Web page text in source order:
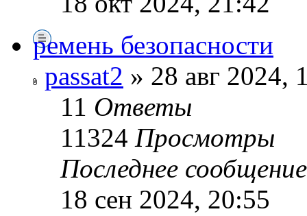
ремень безопасности
passat2 » 28 авг 2024,
11 Ответы
11324 Просмотры
Последнее
18 сен 2024, 20:55